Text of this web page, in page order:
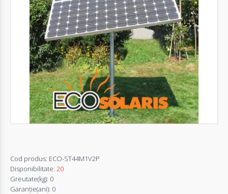
Autentifică-
Înregistrează-
Configurator
Cod produs: ECO-ST44M1V2P
Disponibilitate: 20
Greutate(kg): 0
Garanţie(ani): 0